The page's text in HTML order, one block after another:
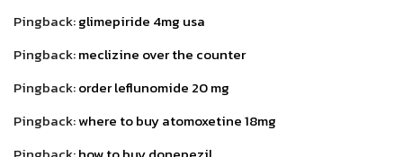
Pingback:glimepiride 4mg usa
Pingback:meclizine over the counter
Pingback:order leflunomide 20 mg
Pingback:where to buy atomoxetine 18mg